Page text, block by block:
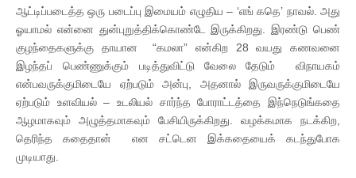
ஆட்டிப்படைத்த ஒரு படைப்பு இமையம் எழுதிய – ‘எங் கதெ’ நாவல். அது
ஓயாமல் என்னை துன்புறுத்திக்கொண்டே இருக்கிறது. இரண்டு பெண்
குழந்தைகளுக்கு தாயான “கமலா” என்கிற 28 வயது கணவனை
இழந்தப் பெண்ணுக்கும் படித்துவிட்டு வேலை தேடும் விநாயகம்
என்பவருக்குமிடையே ஏற்படும் அன்பு, அதனால் இருவருக்குமிடையே
ஏற்படும் உளவியல் – உடலியல் சார்ந்த போராட்டத்தை இந்நெடுங்கதை
ஆழமாகவும் அழுத்தமாகவும் பேசியிருக்கிறது. வழக்கமாக நடக்கிற,
தெரிந்த கதைதான் என சட்டென இக்கதையைக் கடந்துபோக
முடியாது.